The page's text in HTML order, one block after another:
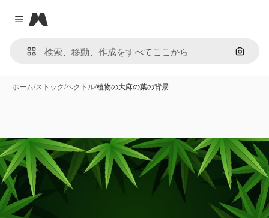
Close menu
Magnific
画像で
ホーム/ストック/ベクトル/植物の大麻の葉の背景